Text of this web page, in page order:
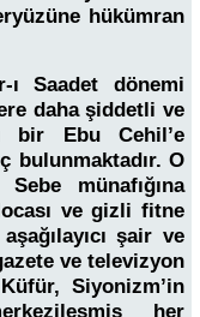
hükümran
ı Saadet dönemi
daha şiddetli ve
bir Ebu Cehil’e
bulunmaktadır. O
münafığına
ve gizli fitne
şair ve
ve televizyon
Siyonizm’in
her